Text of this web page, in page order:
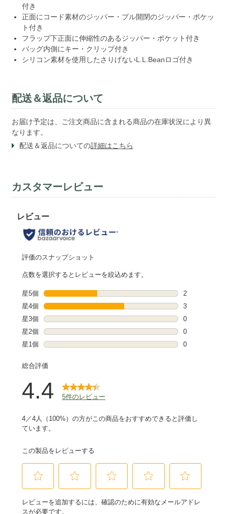
付き
正面にコード素材のジッパー・プル開閉のジッパー・ポケッ
ト付き
フラップ下正面に伸縮性のあるジッパー・ポケット付き
バッグ内側にキー・クリップ付き
シリコン素材を使用したさりげないL.L.Beanロゴ付き
配送＆返品について
お届け予定は、ご注文商品に含まれる商品の在庫状況により異
なります。
配送＆返品についての詳細はこちら
カスタマーレビュー